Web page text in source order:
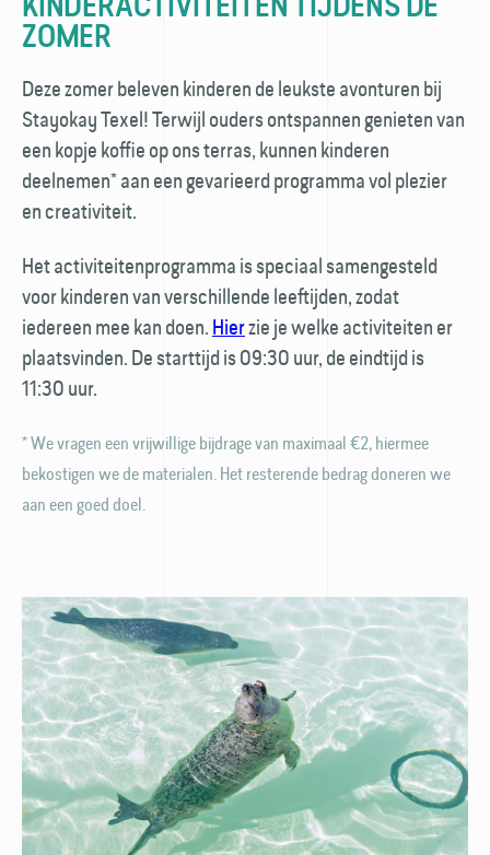
ZOMER
Deze zomer beleven kinderen de leukste avonturen bij
Stayokay Texel! Terwijl ouders ontspannen genieten van
een kopje koffie op ons terras, kunnen kinderen
deelnemen* aan een gevarieerd programma vol plezier
en creativiteit.
Het activiteitenprogramma is speciaal samengesteld
voor kinderen van verschillende leeftijden, zodat
iedereen mee kan doen.Hierzie je welke activiteiten er
plaatsvinden. De starttijd is 09:30 uur, de eindtijd is
11:30 uur.
* We vragen een vrijwillige bijdrage van maximaal €2, hiermee
bekostigen we de materialen. Het resterende bedrag doneren we
aan een goed doel.